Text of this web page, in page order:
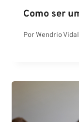
Como ser
PorWendrio Vidal